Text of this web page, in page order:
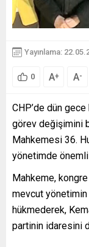
Yayınlama:
0 A+ A-
CHP’de dün
görev değişimini
Mahkemesi 36.
yönetimde
Mahkeme,
mevcut yönetimin
hükmederek,
partinin idaresini